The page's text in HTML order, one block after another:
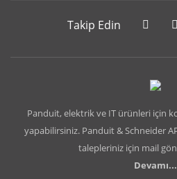
Takip Edin
Panduit, elektrik ve IT ürünleri için
yapabilirsiniz. Panduit & Schneider
talepleriniz için mail
Devamı...